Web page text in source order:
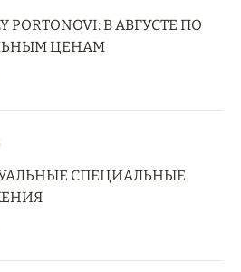
PORTONOVI: В АВГУСТЕ ПО
ЦЕНАМ
СПЕЦИАЛЬНЫЕ